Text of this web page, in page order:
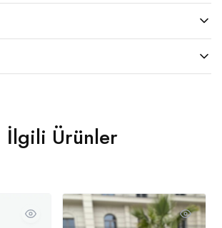
İlgili Ürünler